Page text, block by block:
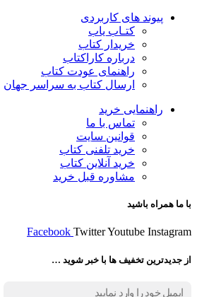
پیوند های کاربردی
کتـاب یاب
خریدار کتاب
درباره کاراکتاب
راهنمای عودت کتاب
ارسال کتاب به سراسر جهان
راهنمایی خرید
تماس با ما
قوانین سایت
خرید تلفنی کتاب
خرید آنلاین کتاب
مشاوره قبل خرید
با ما همراه باشید
Facebook TwitterYoutube Instagram
از جدیدترین تخفیف ها با خبر شوید …